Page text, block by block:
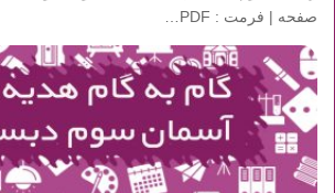
صفحه | فرمت : PDF…